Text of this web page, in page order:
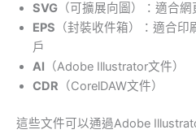
SVG （可擴展向圖）：適合
EPS （封裝收件箱）：適合
戶
AI （Adobe Illustrator文件）
CDR （CorelDAW文件）
這些文件可以通過Adobe